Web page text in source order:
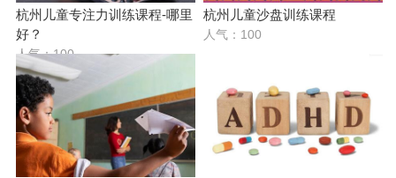
杭州儿童专注力训练课程-哪里
好？
人气：100
杭州儿童沙盘训练课程
人气：100